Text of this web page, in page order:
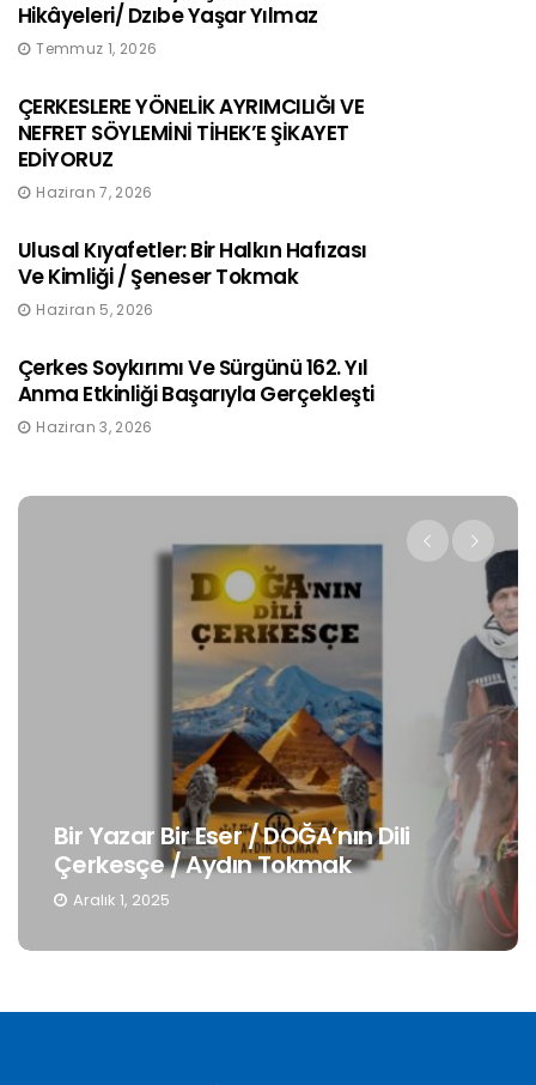
Hikâyeleri/ Dzıbe Yaşar Yılmaz
Temmuz 1, 2026
ÇERKESLERE YÖNELİK AYRIMCILIĞI VE
NEFRET SÖYLEMİNİ TİHEK’E ŞİKAYET
EDİYORUZ
Haziran 7, 2026
Ulusal Kıyafetler: Bir Halkın Hafızası
Ve Kimliği / Şeneser Tokmak
Haziran 5, 2026
Çerkes Soykırımı Ve Sürgünü 162. Yıl
Anma Etkinliği Başarıyla Gerçekleşti
Haziran 3, 2026
Bir Yazar Bir Eser / DOĞA’nın Dili
Çerkesçe / Aydın Tokmak
Aralık 1, 2025